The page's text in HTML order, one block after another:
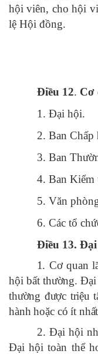
hội viên, cho hội
lệ Hội đồng.
Điều 12. Cơ
1. Đại hội.
2. Ban Chấp
3. Ban
4. Ban Kiểm
5. Văn
6. Các tổ
Điều 13.
1. Cơ quan
hội bất thường.
thường được triệu
hành hoặc có ít
2. Đại hội
Đại hội toàn thể